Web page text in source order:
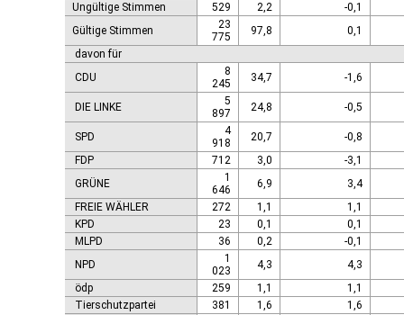
Ungültige Stimmen
529 2,2
-0,1
Gültige Stimmen
23
775
97,8
0,1
davon für
CDU
8
245
34,7 -1,6
DIE LINKE
5
897
24,8 -0,5
SPD
4
918
20,7
-0,8
FDP
712 3,0
-3,1
GRÜNE
1
646
6,9
3,4
FREIE WÄHLER
272 1,1
1,1
KPD
23 0,1
0,1
MLPD
36 0,2
-0,1
NPD
1
023
4,3
4,3
ödp
259 1,1
1,1
Tierschutzpartei
381 1,6
1,6